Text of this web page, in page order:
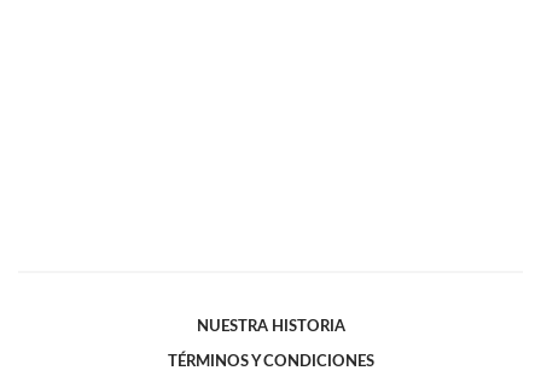
NUESTRA HISTORIA
TÉRMINOS Y CONDICIONES